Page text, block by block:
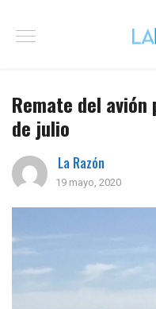
Remate del
de julio
La Razón
19 mayo, 2020